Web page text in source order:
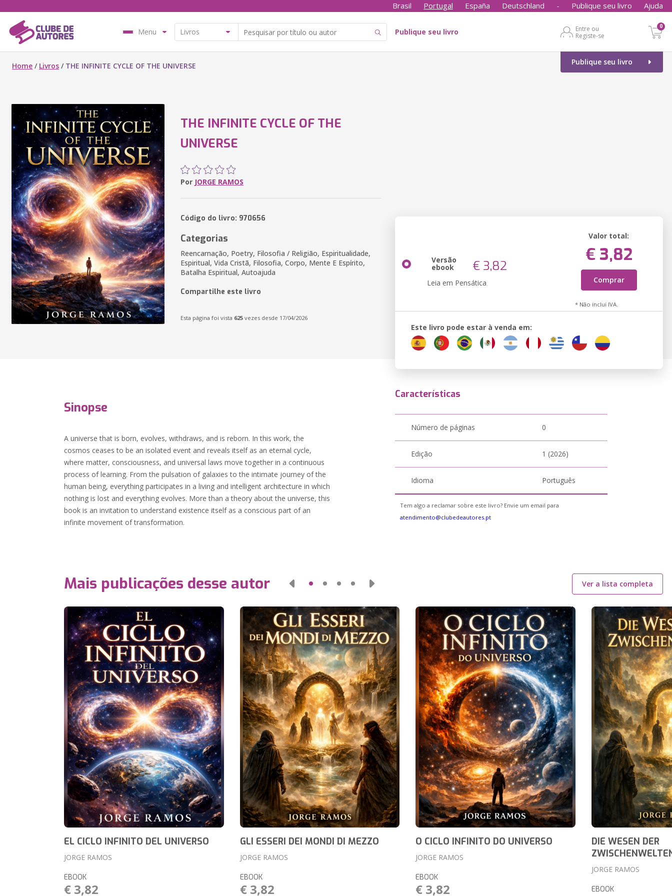
Brasil Portugal España Deutschland - Publique seu livro Ajuda
Menu Publique seu livro
Entre ou
Registe-se
0
Publique seu livro
Home / Livros / THE INFINITE CYCLE OF THE UNIVERSE
THE INFINITE CYCLE OF THE
UNIVERSE
Por JORGE RAMOS
Código do livro: 970656
Categorias
Reencarnação, Poetry, Filosofia / Religião, Espiritualidade,
Espiritual, Vida Cristã, Filosofia, Corpo, Mente E Espírito,
Batalha Espiritual, Autoajuda
Compartilhe este livro
Esta página foi vista 625 vezes desde 17/04/2026
Versão
ebook € 3,82
Leia em Pensática
Valor total:
€ 3,82
Comprar
* Não inclui IVA.
Este livro pode estar à venda em:
Sinopse
A universe that is born, evolves, withdraws, and is reborn. In this work, the
cosmos ceases to be an isolated event and reveals itself as an eternal cycle,
where matter, consciousness, and universal laws move together in a continuous
process of learning. From the pulsation of galaxies to the intimate journey of the
human being, everything participates in a living and intelligent architecture in which
nothing is lost and everything evolves. More than a theory about the universe, this
book is an invitation to understand existence itself as a conscious part of an
infinite movement of transformation.
Características
Número de páginas 0
Edição 1 (2026)
Idioma Português
Tem algo a reclamar sobre este livro? Envie um email para
atendimento@clubedeautores.pt
Mais publicações desse autor Ver a lista completa
EL CICLO INFINITO DEL UNIVERSO
JORGE RAMOS
EBOOK
€ 3,82
GLI ESSERI DEI MONDI DI MEZZO
JORGE RAMOS
EBOOK
€ 3,82
O CICLO INFINITO DO UNIVERSO
JORGE RAMOS
EBOOK
€ 3,82
DIE WESEN DER
JORGE RAMOS
EBOOK